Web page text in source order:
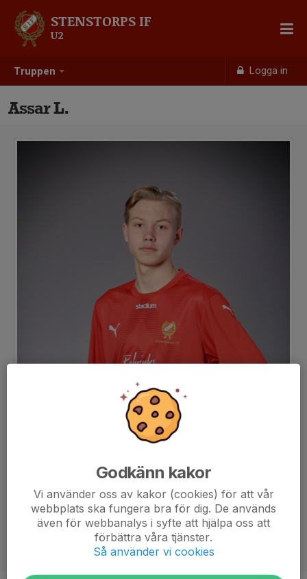
Truppen Logga in
STENSTORPS IF
U2
Assar L.
Godkänn kakor
Vi använder oss av kakor (cookies) för att vår
webbplats ska fungera bra för dig. De används
även för webbanalys i syfte att hjälpa oss att
förbättra våra tjänster.
Så använder vi cookies